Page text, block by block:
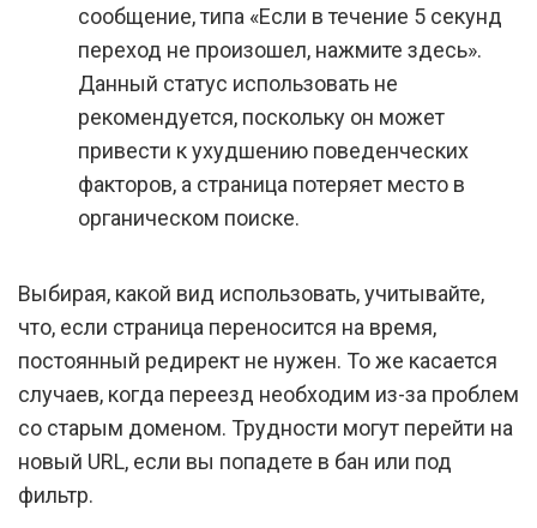
сообщение, типа «Если в течение 5 секунд
переход не произошел, нажмите здесь».
Данный статус использовать не
рекомендуется, поскольку он может
привести к ухудшению поведенческих
факторов, а страница потеряет место в
органическом поиске.
Выбирая, какой вид использовать, учитывайте,
что, если страница переносится на время,
постоянный редирект не нужен. То же касается
случаев, когда переезд необходим из-за проблем
со старым доменом. Трудности могут перейти на
новый URL, если вы попадете в бан или под
фильтр.